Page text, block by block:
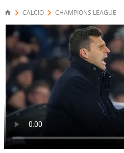
CALCIO CHAMPIONS LEAGUE